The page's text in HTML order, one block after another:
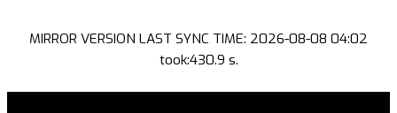
MIRROR VERSION LAST SYNC TIME: 2026-08-08 04:02
took:430.9 s.